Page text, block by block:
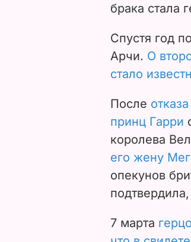
брака стала
Спустя год
Арчи. О
стало
После
принц Гарри
королева
его жену
опекунов
7 марта